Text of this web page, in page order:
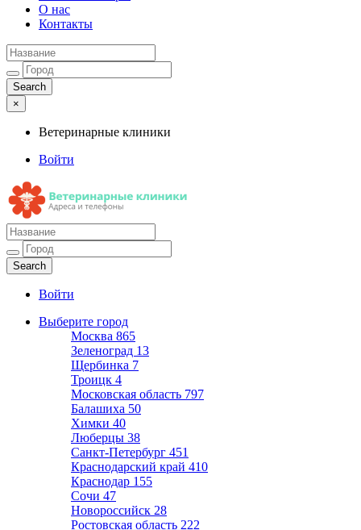
О нас
Контакты
×
Ветеринарные клиники
Войти
Ветеринарные клиники
Адреса и телефоны
Войти
Выберите город
Москва 865
Зеленоград 13
Щербинка 7
Троицк 4
Московская область 797
Балашиха 50
Химки 40
Люберцы 38
Санкт-Петербург 451
Краснодарский край 410
Краснодар 155
Сочи 47
Новороссийск 28
Ростовская область 222